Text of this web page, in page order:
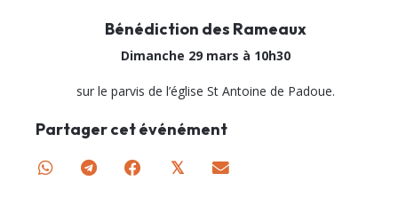
Bénédiction des Rameaux
Dimanche 29 mars à 10h30
sur le parvis de l’église St Antoine de Padoue.
Partager cet événément
𝕏